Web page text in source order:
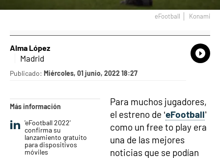
eFootball Konami
Alma López
Madrid
Publicado: Miércoles, 01 junio, 2022 18:27
Más información
'eFootball 2022'
confirma su
lanzamiento gratuito
para dispositivos
móviles
Para muchos jugadores,
el estreno de ‘eFootball’
como un free to play era
una de las mejores
noticias que se podían